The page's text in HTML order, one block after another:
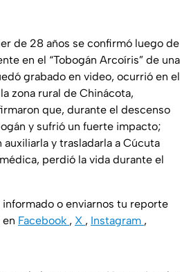
de 28 años se confirmó luego de
en el “Tobogán Arcoíris” de una
grabado en video, ocurrió en el
zona rural de Chinácota,
que, durante el descenso
y sufrió un fuerte impacto;
y trasladarla a Cúcuta
perdió la vida durante el
o enviarnos tu reporte
Facebook , X , Instagram ,